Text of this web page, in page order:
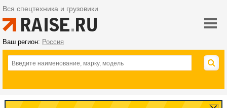
Вся спецтехника и грузовики
Ваш регион: Россия